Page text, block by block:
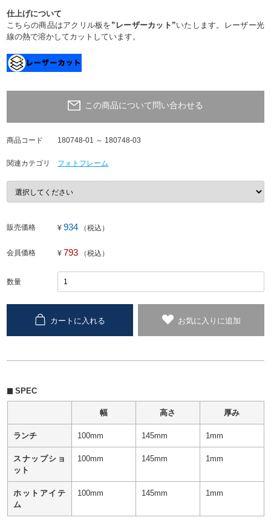
仕上げについて
こちらの商品はアクリル板を ”レーザーカット”いたします。レーザー光
線の熱で溶かしてカットしています。
この商品について問い合わせる
商品コード 180748-01 ～ 180748-03
関連カテゴリ フォトフレーム
販売価格 ¥ 934 （税込）
会員価格 ¥ 793 （税込）
数量
カートに入れる お気に入りに追加
SPEC
幅 高さ 厚み
ランチ 100mm 145mm 1mm
スナップショ
ット
100mm 145mm 1mm
ホットアイテ
ム
100mm 145mm 1mm